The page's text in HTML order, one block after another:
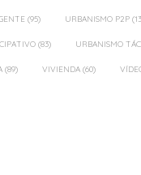
(95) URBANISMO P2P
(83) URBANISMO
(89) VIVIENDA (60)